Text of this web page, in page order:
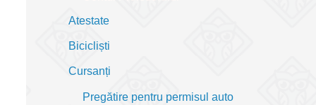
Atestate
Bicicliști
Cursanți
Pregătire pentru permisul auto